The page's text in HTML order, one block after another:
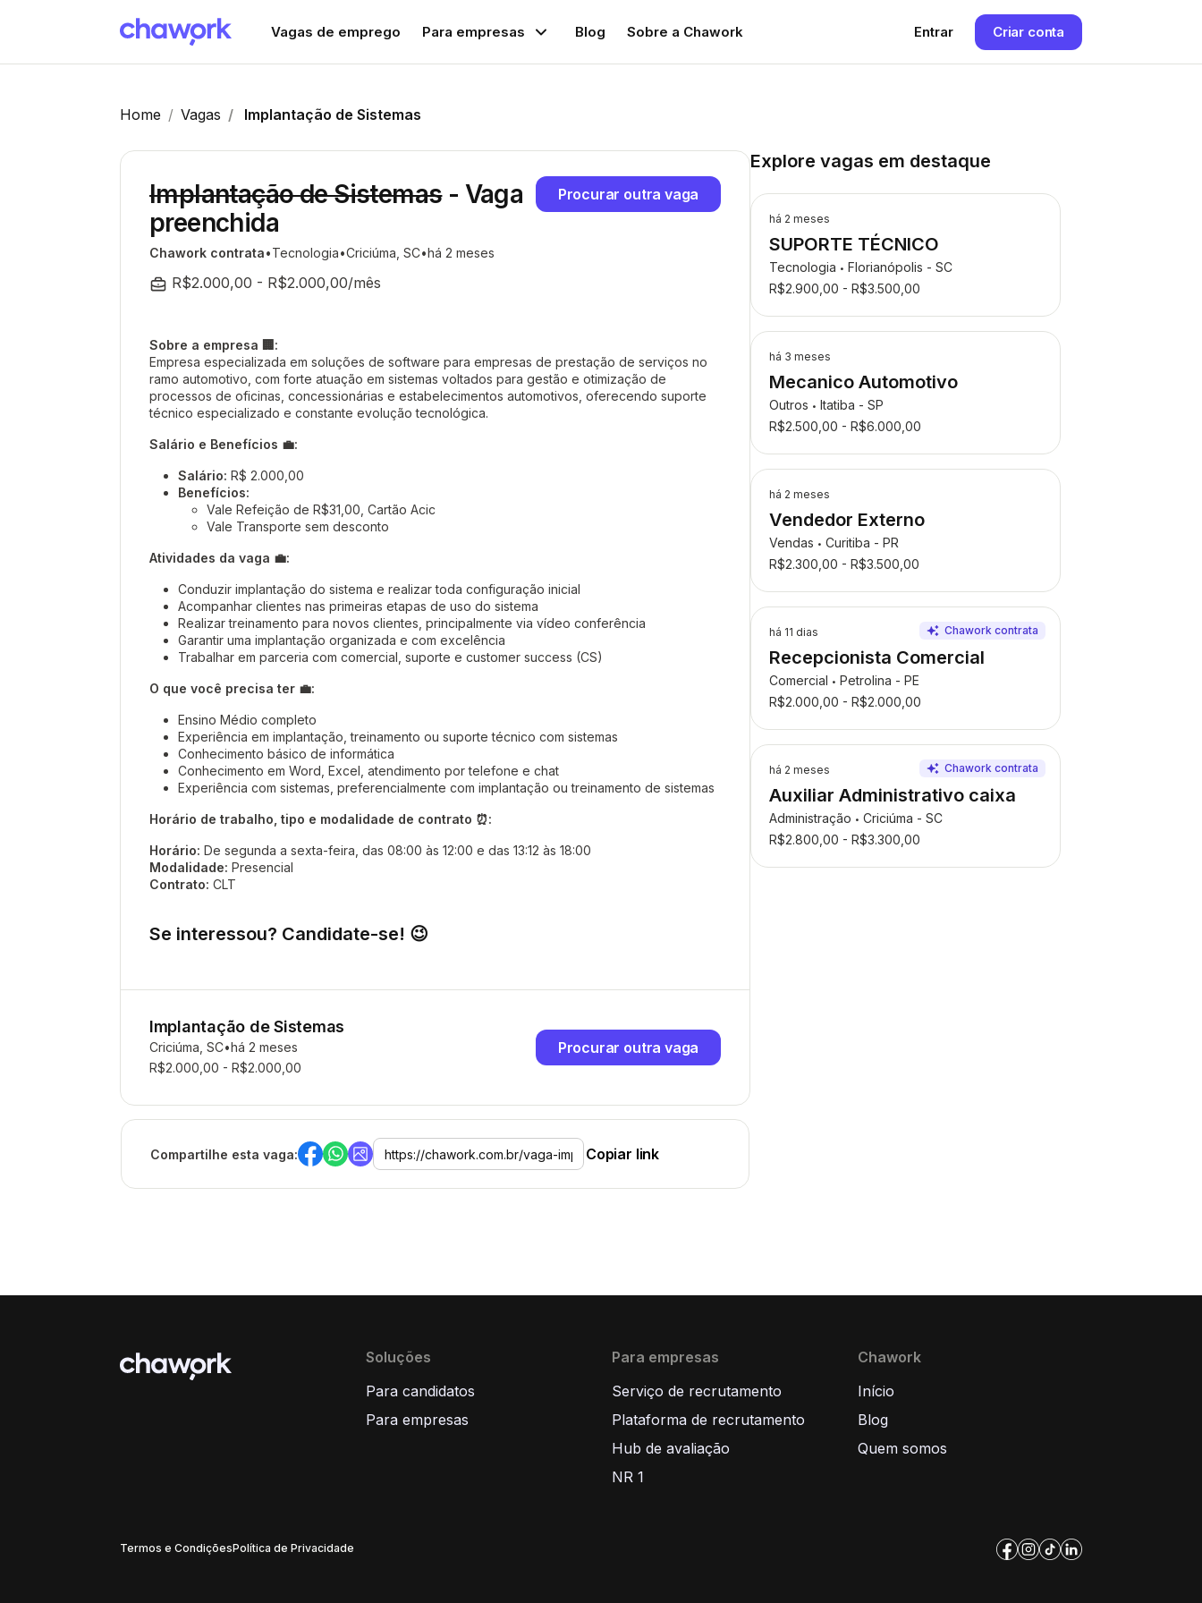
Vagas de emprego Para empresas Blog Sobre a Chawork Entrar Criar conta
Home Vagas Implantação de Sistemas
Implantação de Sistemas- Vaga
preenchida
Chawork contrata Tecnologia Criciúma, SC há 2 meses
R$2.000,00 - R$2.000,00/mês
Procurar outra vaga
Sobre a empresa 🏢:
Empresa especializada em soluções de software para empresas de prestação de serviços no
ramo automotivo, com forte atuação em sistemas voltados para gestão e otimização de
processos de oficinas, concessionárias e estabelecimentos automotivos, oferecendo suporte
técnico especializado e constante evolução tecnológica.
Salário e Benefícios 💼:
Salário: R$ 2.000,00
Benefícios:
Vale Refeição de R$31,00, Cartão Acic
Vale Transporte sem desconto
Atividades da vaga 💼:
Conduzir implantação do sistema e realizar toda configuração inicial
Acompanhar clientes nas primeiras etapas de uso do sistema
Realizar treinamento para novos clientes, principalmente via vídeo conferência
Garantir uma implantação organizada e com excelência
Trabalhar em parceria com comercial, suporte e customer success (CS)
O que você precisa ter 💼:
Ensino Médio completo
Experiência em implantação, treinamento ou suporte técnico com sistemas
Conhecimento básico de informática
Conhecimento em Word, Excel, atendimento por telefone e chat
Experiência com sistemas, preferencialmente com implantação ou treinamento de sistemas
Horário de trabalho, tipo e modalidade de contrato ⏰:
Horário: De segunda a sexta-feira, das 08:00 às 12:00 e das 13:12 às 18:00
Modalidade: Presencial
Contrato: CLT
Se interessou? Candidate-se! 😉
Implantação de Sistemas
Criciúma, SC há 2 meses
R$2.000,00 - R$2.000,00
Procurar outra vaga
Compartilhe esta vaga: Copiar link
Explore vagas em destaque
há 2 meses
SUPORTE TÉCNICO
Tecnologia • Florianópolis - SC
R$2.900,00 - R$3.500,00
há 3 meses
Mecanico Automotivo
Outros • Itatiba - SP
R$2.500,00 - R$6.000,00
há 2 meses
Vendedor Externo
Vendas • Curitiba - PR
R$2.300,00 - R$3.500,00
há 11 dias
Recepcionista Comercial
Comercial • Petrolina - PE
R$2.000,00 - R$2.000,00
há 2 meses
Auxiliar Administrativo caixa
Administração • Criciúma - SC
R$2.800,00 - R$3.300,00
Soluções
Para candidatos
Para empresas
Para empresas
Serviço de recrutamento
Plataforma de recrutamento
Hub de avaliação
NR 1
Chawork
Início
Blog
Quem somos
Termos e CondiçõesPolítica de Privacidade